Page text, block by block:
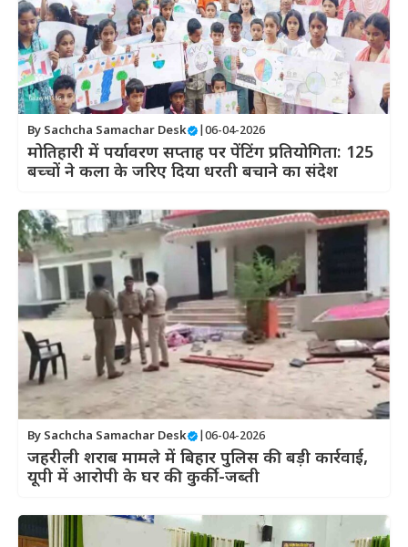
By Sachcha Samachar Desk 06-04-2026
मोतिहारी में पर्यावरण सप्ताह पर पेंटिंग प्रतियोगिता: 125
बच्चों ने कला के जरिए दिया धरती बचाने का संदेश
By Sachcha Samachar Desk 06-04-2026
जहरीली शराब मामले में बिहार पुलिस की बड़ी कार्रवाई,
यूपी में आरोपी के घर की कुर्की-जब्ती